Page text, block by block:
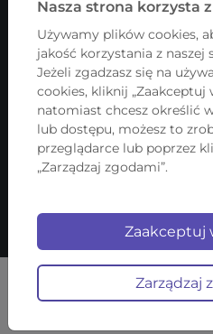
b2b@firmadlakazdego.pl
ADRES:
Fundacja Firma Dla
ul. Lwowska 17/4
00-660 Warszawa
Copyright © 2026
Nasza strona korzysta
Używamy plików cookies,
jakość korzystania z
Jeżeli zgadzasz się na
cookies, kliknij „Zaakceptuj
natomiast chcesz określić
lub dostępu, możesz to
przeglądarce lub poprzez
„Zarządzaj zgodami”.
Zaakceptuj
Zarządzaj